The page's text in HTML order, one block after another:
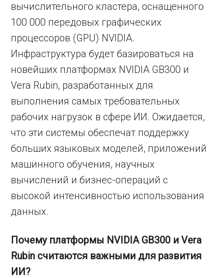
вычислительного кластера, оснащенного
100 000 передовых графических
процессоров (GPU) NVIDIA.
Инфраструктура будет базироваться на
новейших платформах NVIDIA GB300 и
Vera Rubin, разработанных для
выполнения самых требовательных
рабочих нагрузок в сфере ИИ. Ожидается,
что эти системы обеспечат поддержку
больших языковых моделей, приложений
машинного обучения, научных
вычислений и бизнес-операций с
высокой интенсивностью использования
данных.
Почему платформы NVIDIA GB300 и Vera
Rubin считаются важными для развития
ИИ?